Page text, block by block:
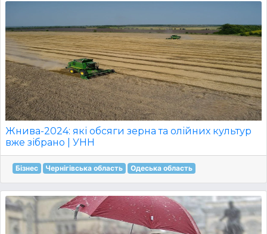
Жнива-2024: які обсяги зерна та олійних культур
вже зібрано | УНН
Бізнес Чернігівська область Одеська область